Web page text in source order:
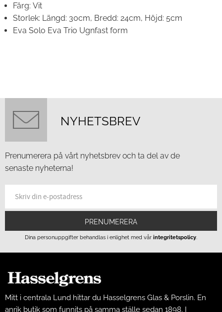
Färg: Vit
Storlek: Längd: 30cm, Bredd: 24cm, Höjd: 5cm
Eva Solo Eva Trio Ugnfast form
NYHETSBREV
Prenumerera på vårt nyhetsbrev och ta del av de
senaste nyheterna!
PRENUMERERA
Dina personuppgifter behandlas i enlighet med vår integritetspolicy
Mitt i centrala Lund hittar du Hasselgrens Glas & Porslin. En
anrik butik som funnits på samma ställe sedan 1898. I